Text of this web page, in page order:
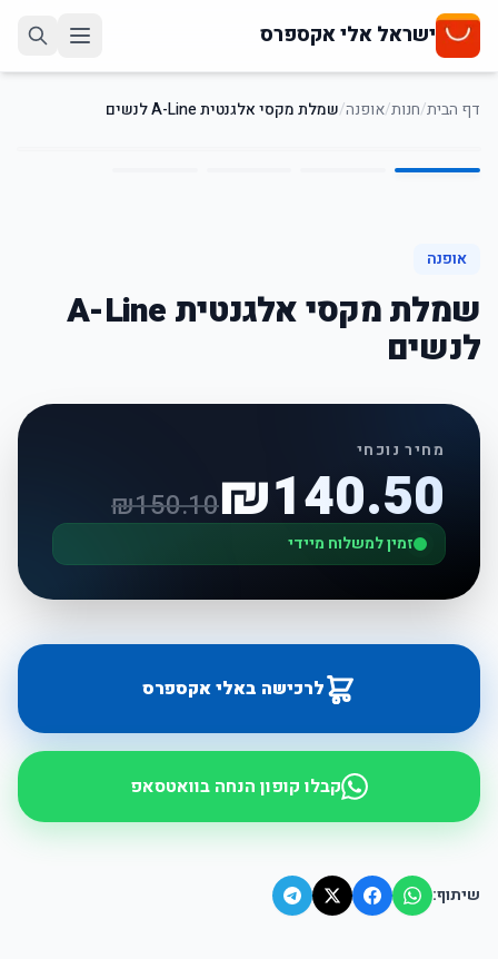
ישראל אלי אקספרס
דף הבית/חנות/אופנה/שמלת מקסי אלגנטית A-Line לנשים
1
/
4
אופנה
שמלת מקסי אלגנטית A-Line
לנשים
מחיר נוכחי
₪140.50
₪150.10
זמין למשלוח מיידי
לרכישה באלי אקספרס
קבלו קופון הנחה בוואטסאפ
שיתוף: